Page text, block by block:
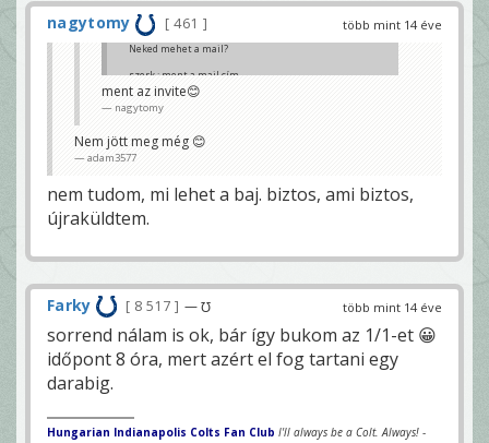
több mint 14 éve
nagytomy 461
Neked mehet a mail?
szerk.: ment a mail cím
adam3577
ment az invite😊
nagytomy
Nem jött meg még 😊
adam3577
nem tudom, mi lehet a baj. biztos, ami biztos,
újraküldtem.
több mint 14 éve
Farky 8 517 — ℧
sorrend nálam is ok, bár így bukom az 1/1-et 😀
időpont 8 óra, mert azért el fog tartani egy
darabig.
Hungarian Indianapolis Colts Fan Club I'll always be a Colt. Always! -